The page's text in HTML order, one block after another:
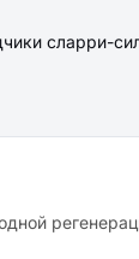
сларри-